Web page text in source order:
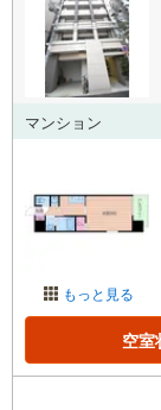
マンション
もっと見る
空室